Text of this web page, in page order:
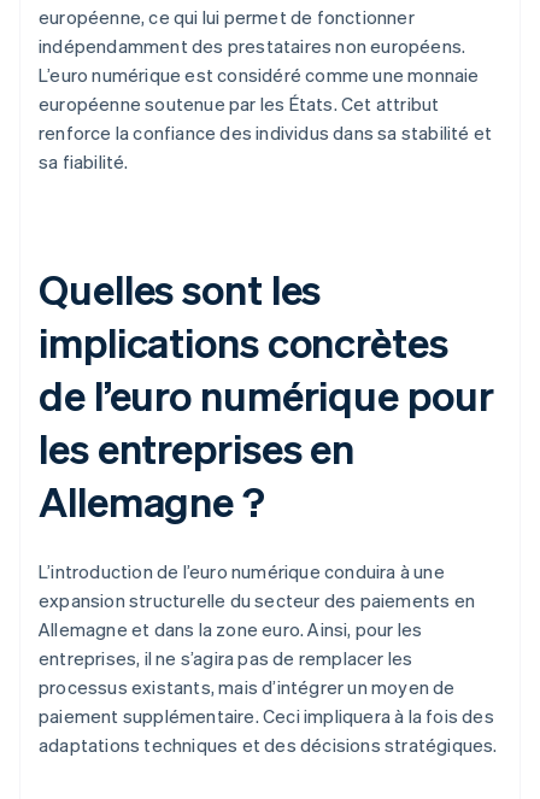
européenne, ce qui lui permet de fonctionner
indépendamment des prestataires non européens.
L’euro numérique est considéré comme une monnaie
européenne soutenue par les États. Cet attribut
renforce la confiance des individus dans sa stabilité et
sa fiabilité.
Quelles sont les
implications concrètes
de l’euro numérique pour
les entreprises en
Allemagne ?
L’introduction de l’euro numérique conduira à une
expansion structurelle du secteur des paiements en
Allemagne et dans la zone euro. Ainsi, pour les
entreprises, il ne s’agira pas de remplacer les
processus existants, mais d’intégrer un moyen de
paiement supplémentaire. Ceci impliquera à la fois des
adaptations techniques et des décisions stratégiques.